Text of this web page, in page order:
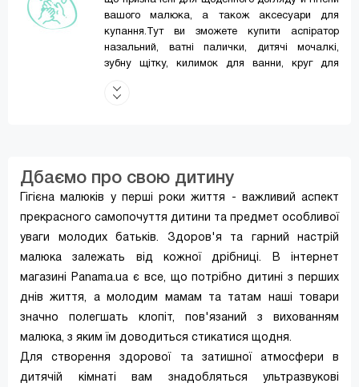
вашого малюка, а також аксесуари для
купання.Тут ви зможете купити аспіратор
назальний, ватні палички, дитячі мочалкі,
зубну щітку, килимок для ванни, круг для
дитячі, поливайку для купання, термометр для
допомогою кнопки "Купити" на вподобаних
товарах. Наявність та ціни актуальні. Тому
вам потрібно – відправити замовлення та
почекати, поки ми зателефонуємо вам.
Сплатити ви зможете, не відходячи від
комп'ютера, у будь-який час доби.
точки України поштово-вантажною службою
"Нова Пошта".
Дбаємо про свою дитину
Гігієна малюків у перші роки життя - важливий аспект
прекрасного самопочуття дитини та предмет особливої
уваги молодих батьків. Здоров'я та гарний настрій
малюка залежать від кожної дрібниці. В інтернет
магазині Рanama.ua є все, що потрібно дитині з перших
днів життя, а молодим мамам та татам наші товари
значно полегшать клопіт, пов'язаний з вихованням
малюка, з яким їм доводиться стикатися щодня.
Для створення здорової та затишної атмосфери в
дитячій кімнаті вам знадобляться ультразвукові